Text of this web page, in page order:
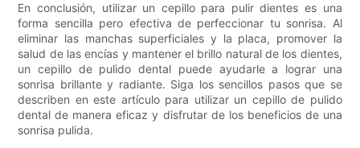
En conclusión, utilizar un cepillo para pulir dientes es una
forma sencilla pero efectiva de perfeccionar tu sonrisa. Al
eliminar las manchas superficiales y la placa, promover la
salud de las encías y mantener el brillo natural de los dientes,
un cepillo de pulido dental puede ayudarle a lograr una
sonrisa brillante y radiante. Siga los sencillos pasos que se
describen en este artículo para utilizar un cepillo de pulido
dental de manera eficaz y disfrutar de los beneficios de una
sonrisa pulida.